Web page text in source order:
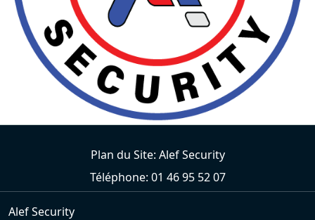
Plan du Site: Alef Security
Téléphone: 01 46 95 52 07
Alef Security